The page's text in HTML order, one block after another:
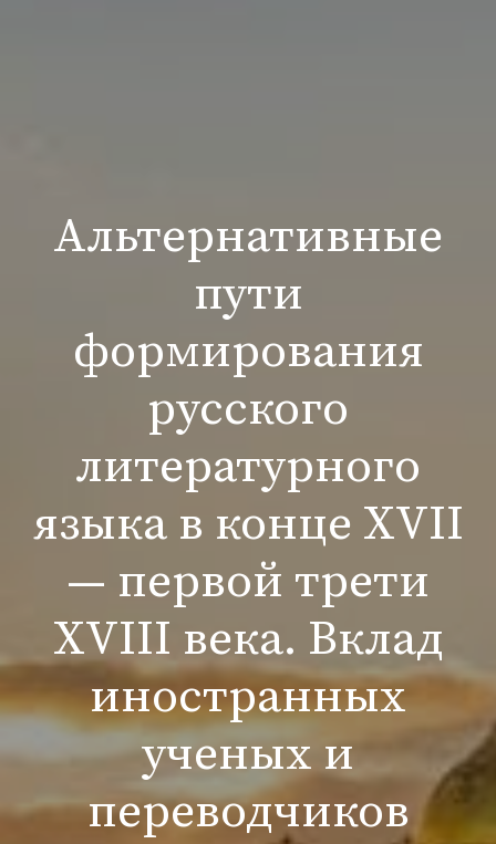
Альтернативные
пути
формирования
русского
литературного
языка в конце XVII
— первой трети
XVIII века. Вклад
иностранных
ученых и
переводчиков